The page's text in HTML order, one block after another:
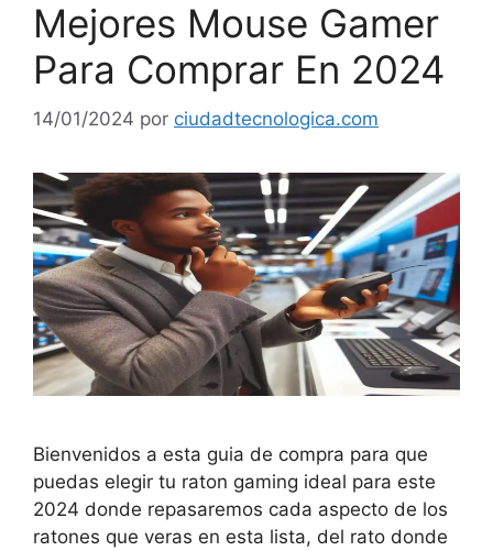
Mejores Mouse Gamer
Para Comprar En 2024
14/01/2024 por ciudadtecnologica.com
Bienvenidos a esta guia de compra para que
puedas elegir tu raton gaming ideal para este
2024 donde repasaremos cada aspecto de los
ratones que veras en esta lista, del rato donde